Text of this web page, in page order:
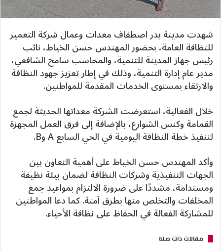
شهدت مدينة بدر اصطفاف معدات وعمال شركة التعمير
للنظافة العامة، بحضور المهندس حسن الخياط، نائب
رئيس جهاز المدينة للتنمية، والمحاسب سامح الشافعي،
مدير عام إدارة التنمية، وذلك في إطار تعزيز جهود النظافة
والارتقاء بمستوى الخدمات المقدمة للمواطنين.
خلال الفعالية، استعرضت الشركة معداتها الحديثة لجمع
القمامة وكنس الشوارع، بالإضافة إلى فرق العمل المجهزة
لتنفيذ خطة النظافة اليومية في الحي السابع A وB.
وأكد المهندس حسن الخياط على أهمية التعاون بين
الجهات التنفيذية وشركات النظافة لضمان بيئة نظيفة
ومستدامة، مشددًا على ضرورة الالتزام بمواعيد جمع
المخلفات والتخلص منها بطرق آمنة. كما دعا المواطنين
للمشاركة الفعالة في الحفاظ على نظافة الأحياء.
مقالات ذات صلة